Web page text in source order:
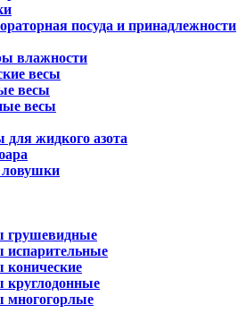
посуда и принадлежности
влажности
весы
весы
весы
для жидкого азота
грушевидные
испарительные
конические
круглодонные
многогорлые